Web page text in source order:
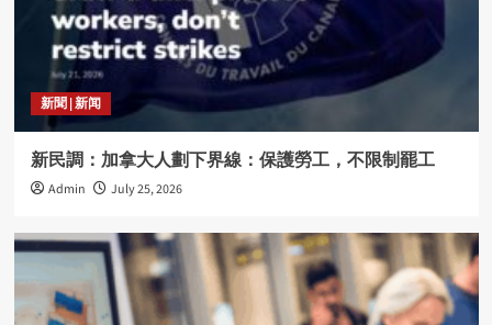
新聞 | 新闻
新民調：加拿大人劃下界線：保護勞工，不限制罷工
Admin July 25, 2026